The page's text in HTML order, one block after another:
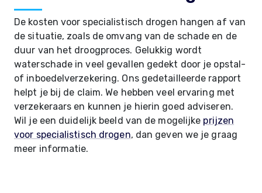
De kosten voor specialistisch drogen hangen af van
de situatie, zoals de omvang van de schade en de
duur van het droogproces. Gelukkig wordt
waterschade in veel gevallen gedekt door je opstal-
of inboedelverzekering. Ons gedetailleerde rapport
helpt je bij de claim. We hebben veel ervaring met
verzekeraars en kunnen je hierin goed adviseren.
Wil je een duidelijk beeld van de mogelijke prijzen
voor specialistisch drogen, dan geven we je graag
meer informatie.